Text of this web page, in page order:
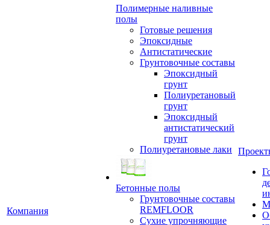
Компания
Полимерные наливные
полы
Готовые решения
Эпоксидные
Антистатические
Грунтовочные составы
Эпоксидный
грунт
Полиуретановый
грунт
Эпоксидный
антистатический
грунт
Полиуретановые лаки
Бетонные полы
Грунтовочные составы
REMFLOOR
Сухие упрочняющие